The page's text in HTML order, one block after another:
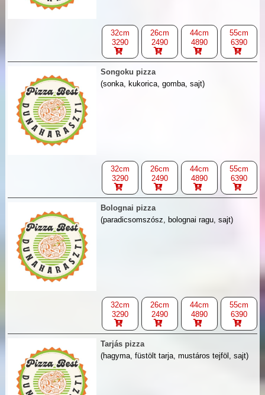
32cm
3290
26cm
2490
44cm
4890
55cm
6390
Songoku pizza
(sonka, kukorica, gomba, sajt)
32cm
3290
26cm
2490
44cm
4890
55cm
6390
Bolognai pizza
(paradicsomszósz, bolognai ragu, sajt)
32cm
3290
26cm
2490
44cm
4890
55cm
6390
Tarjás pizza
(hagyma, füstölt tarja, mustáros tejföl, sajt)